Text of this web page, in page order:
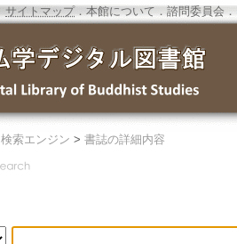
サイトマップ．本館について ． 諮問委員会 ．
検索エンジン > 書誌の詳細内容